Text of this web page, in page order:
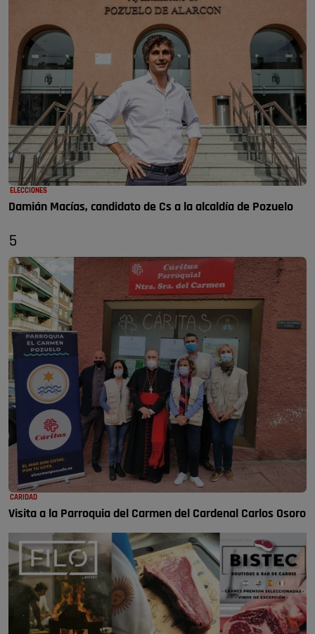
ELECCIONES
Damián Macías, candidato de Cs a la alcaldía de Pozuelo
5
CARIDAD
Visita a la Parroquia del Carmen del Cardenal Carlos Osoro